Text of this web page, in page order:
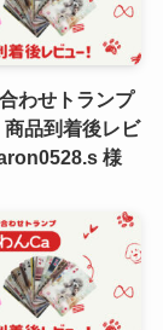
わせトランプ
商品到着後レビ
様